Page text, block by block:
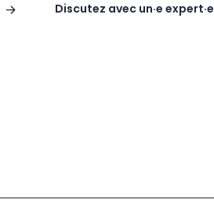
Discutez avec un·e expert·e